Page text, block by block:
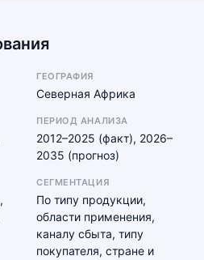
ГЕОГРАФИЯ
Северная Африка
ПЕРИОД АНАЛИЗА
2012–2025 (факт), 2026–
2035 (прогноз)
СЕГМЕНТАЦИЯ
По типу продукции,
области применения,
каналу сбыта, типу
покупателя, стране и